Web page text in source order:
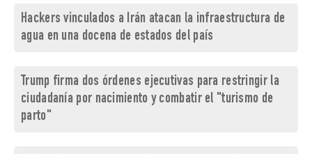
Hackers vinculados a Irán atacan la infraestructura de
agua en una docena de estados del país
Trump firma dos órdenes ejecutivas para restringir la
ciudadanía por nacimiento y combatir el "turismo de
parto"